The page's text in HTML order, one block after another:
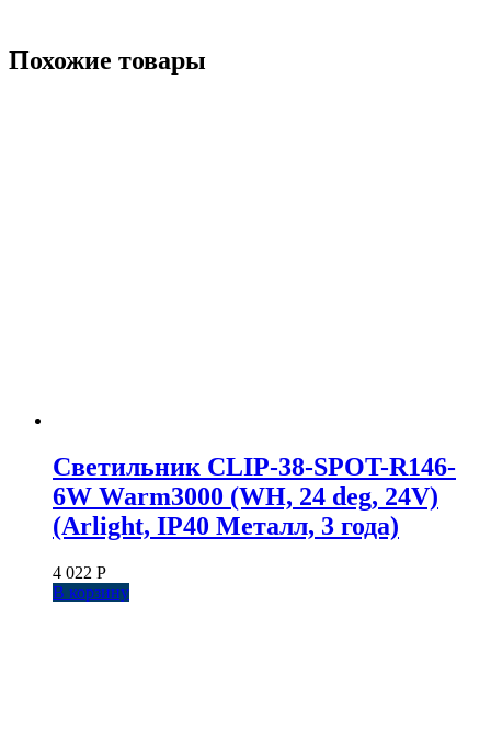
Похожие товары
Светильник CLIP-38-SPOT-R146-
6W Warm3000 (WH, 24 deg, 24V)
(Arlight, IP40 Металл, 3 года)
4 022 Р
В корзину